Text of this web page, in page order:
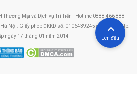
Thương Mại và Dịch vụ Trí Tiến - Hotline 0888 466 888 -
Nội. Giấy phép ĐKKD số: 0106439245 do Sở KHĐT Tp.
ngày 17 tháng 01 năm 2014
Lên đầu